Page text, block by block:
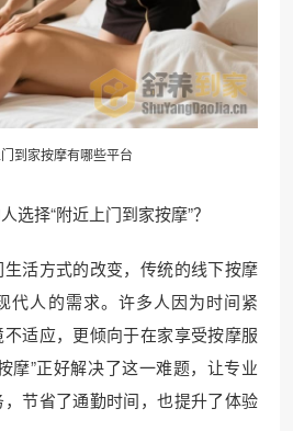
到家按摩有哪些平台
选择“附近上门到家按摩”？
活方式的改变，传统的线下按摩
代人的需求。许多人因为时间紧
适应，更倾向于在家享受按摩服
摩”正好解决了这一难题，让专业
节省了通勤时间，也提升了体验